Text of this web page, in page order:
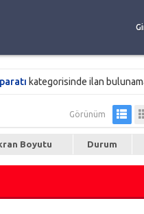
kategorisinde ilan
Görünüm
Boyutu Durum